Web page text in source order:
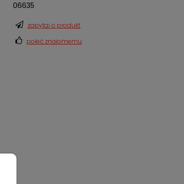
06635
zapytaj o produkt
poleć znajomemu